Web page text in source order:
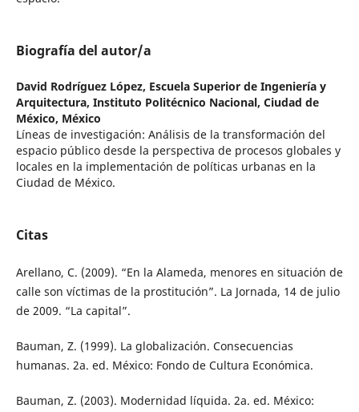
Biografía del autor/a
David Rodríguez López, Escuela Superior de Ingeniería y
Arquitectura, Instituto Politécnico Nacional, Ciudad de
México, México
Líneas de investigación: Análisis de la transformación del
espacio público desde la perspectiva de procesos globales y
locales en la implementación de políticas urbanas en la
Ciudad de México.
Citas
Arellano, C. (2009). “En la Alameda, menores en situación de
calle son víctimas de la prostitución”. La Jornada, 14 de julio
de 2009. “La capital”.
Bauman, Z. (1999). La globalización. Consecuencias
humanas. 2a. ed. México: Fondo de Cultura Económica.
Bauman, Z. (2003). Modernidad líquida. 2a. ed. México: